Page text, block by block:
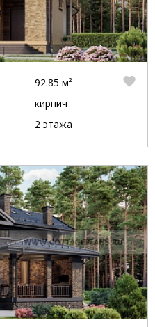
92.85 м²
кирпич
2 этажа